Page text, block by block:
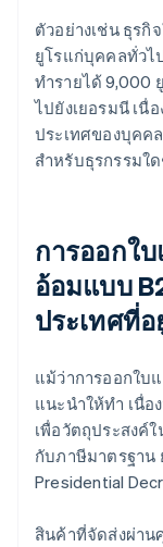
ตัวอย่างเช่น ธุรกิ
ยูโรแก่บุคคลทั่วไ
ทำรายได้ 9,000
ไปยังเยอรมนี เนื่
ประเทศของบุคค
สำหรับธุรกรรมใ
การออกใ
อ้อมแบบ
ประเทศที่
แม้ว่าการออกใบ
แนะนำให้ทำ เนื่
เพื่อวัตถุประสงค์
กับภาษีมาตรฐาน
Presidential
สินค้าที่จัดส่งผ่าน